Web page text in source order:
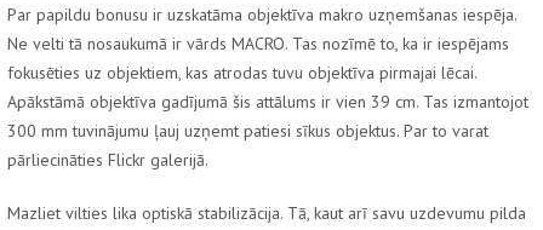
Par papildu bonusu ir uzskatāma objektīva makro uzņemšanas iespēja.
Ne velti tā nosaukumā ir vārds MACRO. Tas nozīmē to, ka ir iespējams
fokusēties uz objektiem, kas atrodas tuvu objektīva pirmajai lēcai.
Apākstāmā objektīva gadījumā šis attālums ir vien 39 cm. Tas izmantojot
300 mm tuvinājumu ļauj uzņemt patiesi sīkus objektus. Par to varat
pārliecināties Flickr galerijā.
Mazliet vilties lika optiskā stabilizācija. Tā, kaut arī savu uzdevumu pilda